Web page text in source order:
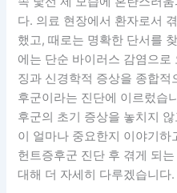
다. 의료 현장에서 환자로서
했고, 때로는 명확한 단서를
에는 단순 바이러스 감염으
징과 신경학적 증상을 종합
후군이라는 진단에 이르렀습
후군의 초기 증상을 놓치지
이 얼마나 중요한지 이야기하
헌트증후군 진단 후 겪게 되
대해 더 자세히 다루겠습니다.